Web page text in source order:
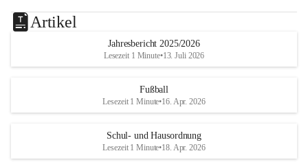
Artikel
Jahresbericht 2025/2026
Lesezeit 1 Minute•13. Juli 2026
Fußball
Lesezeit 1 Minute•16. Apr. 2026
Schul- und Hausordnung
Lesezeit 1 Minute•18. Apr. 2026